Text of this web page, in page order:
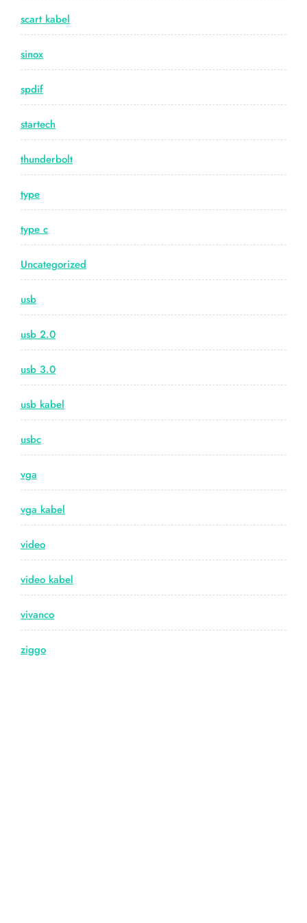
scart kabel
sinox
spdif
startech
thunderbolt
type
type c
Uncategorized
usb
usb 2.0
usb 3.0
usb kabel
usbc
vga
vga kabel
video
video kabel
vivanco
ziggo